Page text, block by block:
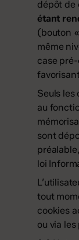
dépôt de
étant
(bouton
même
case
Seuls
au
sont
loi
tout
cookies
ou via